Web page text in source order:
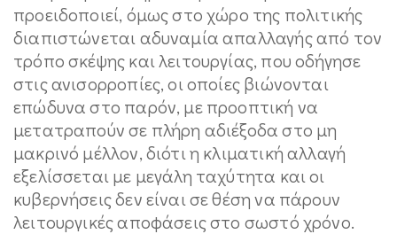
προειδοποιεί, όμως στο χώρο της πολιτικής
διαπιστώνεται αδυναμία απαλλαγής από τον
τρόπο σκέψης και λειτουργίας, που οδήγησε
στις ανισορροπίες, οι οποίες βιώνονται
επώδυνα στο παρόν, με προοπτική να
μετατραπούν σε πλήρη αδιέξοδα στο μη
μακρινό μέλλον, διότι η κλιματική αλλαγή
εξελίσσεται με μεγάλη ταχύτητα και οι
κυβερνήσεις δεν είναι σε θέση να πάρουν
λειτουργικές αποφάσεις στο σωστό χρόνο.